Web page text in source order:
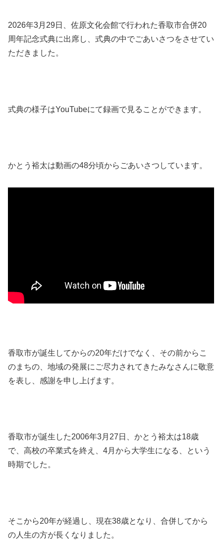
2026年3月29日、佐原文化会館で行われた香取市合併20
周年記念式典に出席し、式典の中でごあいさつをさせてい
ただきました。
式典の様子はYouTubeにて録画で見ることができます。
かとう裕太は動画の48分頃からごあいさつしています。
香取市が誕生してからの20年だけでなく、その前からこ
のまちの、地域の発展にご尽力されてきたみなさんに敬意
を表し、感謝を申し上げます。
香取市が誕生した2006年3月27日、かとう裕太は18歳
で、高校の卒業式を終え、4月から大学生になる、という
時期でした。
そこから20年が経過し、現在38歳となり、合併してから
の人生の方が長くなりました。